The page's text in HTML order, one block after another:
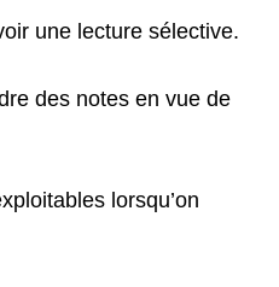
une lecture sélective.
des notes en vue de
lorsqu’on